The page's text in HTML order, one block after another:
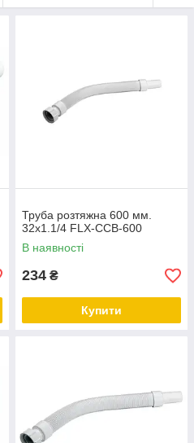
Труба розтяжна 600 мм.
32х1.1/4 FLX-CCB-600
В наявності
234 ₴
Купити